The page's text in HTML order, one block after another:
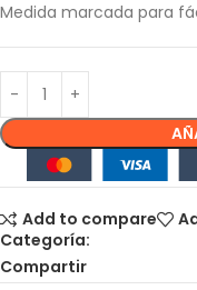
Medida marcada para
Add to compare
Categoría:
Compartir